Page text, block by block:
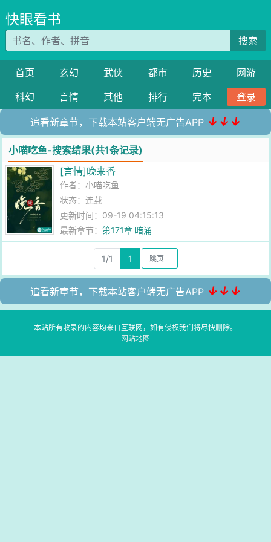
快眼看书
搜索
首页 玄幻 武侠 都市 历史
网游
科幻
言情 其他 排行 完本 登录
追看新章节，下载本站客户端无广告APP ↓↓↓
小喵吃鱼-搜索结果(共1条记录)
[言情]晚来香
作者： 小喵吃鱼
状态：连载
更新时间：09-19 04:15:13
最新章节：第171章 暗涌
1/1 1
追看新章节，下载本站客户端无广告APP ↓↓↓
本站所有收录的内容均来自互联网，如有侵权我们将尽快删除。
网站地图